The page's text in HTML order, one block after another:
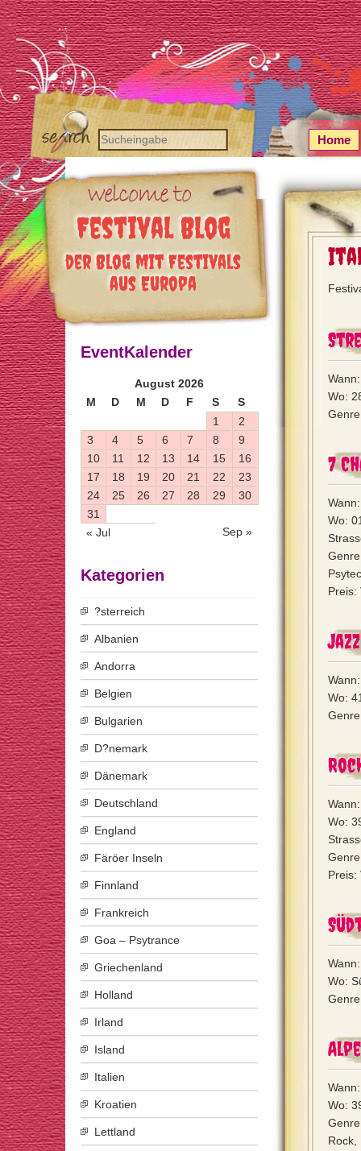
Festival Blog
der Blog mit Festivals
aus Europa
Home
Wo:
7
Wo:
Preis:
Wo:
Wo:
Preis:
Wo:
Wo:
Rock,
EventKalender
August 2026
M
D M D F S S
« Jul Sep »
1
2
3
4 5 6 7 8
9
10
11 12 13 14 15
16
17
18 19 20 21 22
23
24
25 26 27 28 29
30
31
Kategorien
?sterreich
Albanien
Andorra
Belgien
Bulgarien
D?nemark
Dänemark
Deutschland
England
Färöer Inseln
Finnland
Frankreich
Goa – Psytrance
Griechenland
Holland
Irland
Island
Italien
Kroatien
Lettland